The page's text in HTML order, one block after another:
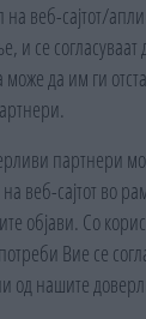
веб-сајтот/
и се
може да им ги
партнери
веб-сајтот во
објави. Со
Вие се
од нашите